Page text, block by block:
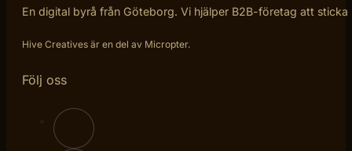
En digital byrå från Göteborg. Vi hjälper B2B-företag att
Hive Creatives är en del av Micropter.
Följ oss